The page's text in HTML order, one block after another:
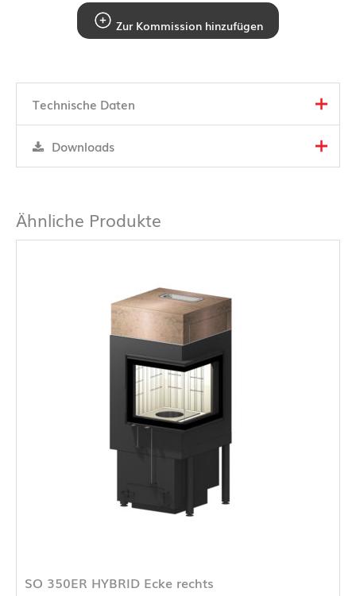
Zur Kommission hinzufügen
Technische Daten
Downloads
Ähnliche Produkte
SO 350ER HYBRID Ecke rechts